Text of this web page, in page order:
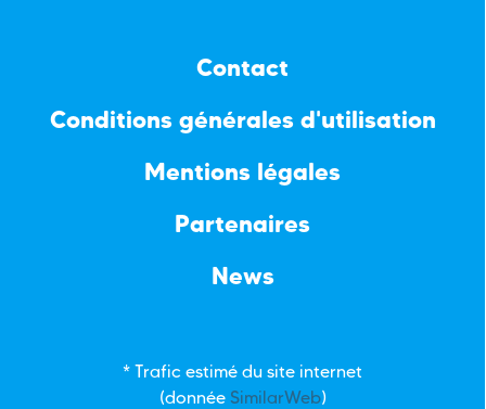
Contact
Conditions générales d'utilisation
Mentions légales
Partenaires
News
* Trafic estimé du site internet
(donnée SimilarWeb)